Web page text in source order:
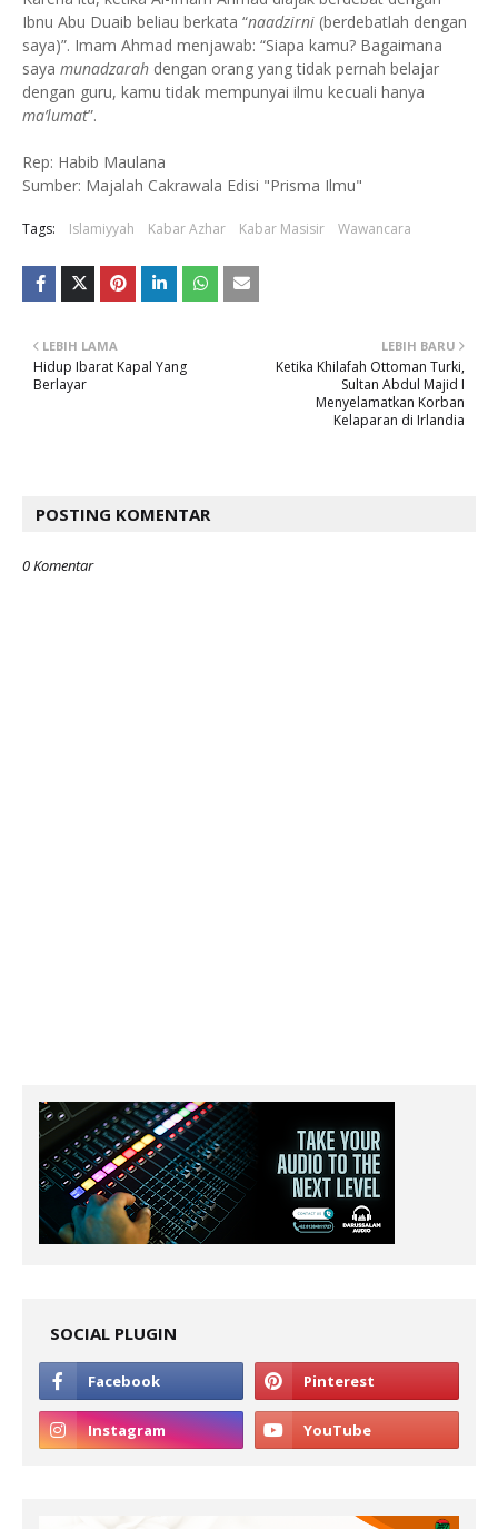
Ibnu Abu Duaib beliau berkata “naadzirni (berdebatlah dengan
saya)”. Imam Ahmad menjawab: “Siapa kamu? Bagaimana
saya munadzarah dengan orang yang tidak pernah belajar
dengan guru, kamu tidak mempunyai ilmu kecuali hanya
ma’lumat”.
Rep: Habib Maulana
Sumber: Majalah Cakrawala Edisi "Prisma Ilmu"
Tags: Islamiyyah Kabar Azhar Kabar Masisir Wawancara
LEBIH BARU
Ketika Khilafah Ottoman Turki,
Sultan Abdul Majid I
Menyelamatkan Korban
Kelaparan di Irlandia
LEBIH LAMA
Hidup Ibarat Kapal Yang
Berlayar
POSTING KOMENTAR
0 Komentar
SOCIAL PLUGIN